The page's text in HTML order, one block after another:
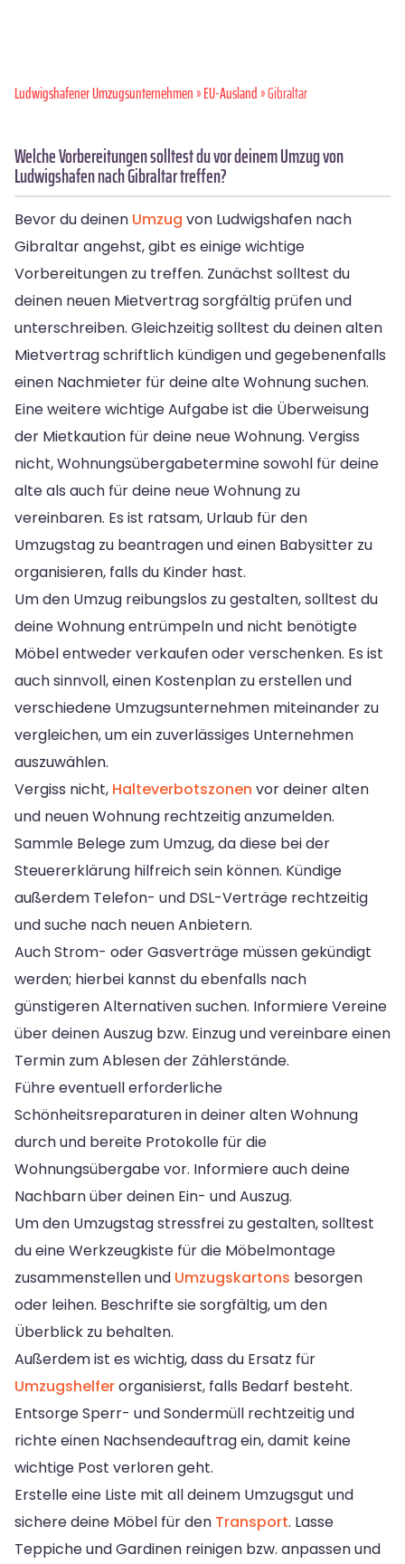
Ludwigshafener Umzugsunternehmen»EU-Ausland» Gibraltar
Welche Vorbereitungen solltest du vor deinem Umzug von
Ludwigshafen nach Gibraltar treffen?
Bevor du deinen Umzug von Ludwigshafen nach
Gibraltar angehst, gibt es einige wichtige
Vorbereitungen zu treffen. Zunächst solltest du
deinen neuen Mietvertrag sorgfältig prüfen und
unterschreiben. Gleichzeitig solltest du deinen alten
Mietvertrag schriftlich kündigen und gegebenenfalls
einen Nachmieter für deine alte Wohnung suchen.
Eine weitere wichtige Aufgabe ist die Überweisung
der Mietkaution für deine neue Wohnung. Vergiss
nicht, Wohnungsübergabetermine sowohl für deine
alte als auch für deine neue Wohnung zu
vereinbaren. Es ist ratsam, Urlaub für den
Umzugstag zu beantragen und einen Babysitter zu
organisieren, falls du Kinder hast.
Um den Umzug reibungslos zu gestalten, solltest du
deine Wohnung entrümpeln und nicht benötigte
Möbel entweder verkaufen oder verschenken. Es ist
auch sinnvoll, einen Kostenplan zu erstellen und
verschiedene Umzugsunternehmen miteinander zu
vergleichen, um ein zuverlässiges Unternehmen
auszuwählen.
Vergiss nicht, Halteverbotszonen vor deiner alten
und neuen Wohnung rechtzeitig anzumelden.
Sammle Belege zum Umzug, da diese bei der
Steuererklärung hilfreich sein können. Kündige
außerdem Telefon- und DSL-Verträge rechtzeitig
und suche nach neuen Anbietern.
Auch Strom- oder Gasverträge müssen gekündigt
werden; hierbei kannst du ebenfalls nach
günstigeren Alternativen suchen. Informiere Vereine
über deinen Auszug bzw. Einzug und vereinbare einen
Termin zum Ablesen der Zählerstände.
Führe eventuell erforderliche
Schönheitsreparaturen in deiner alten Wohnung
durch und bereite Protokolle für die
Wohnungsübergabe vor. Informiere auch deine
Nachbarn über deinen Ein- und Auszug.
Um den Umzugstag stressfrei zu gestalten, solltest
du eine Werkzeugkiste für die Möbelmontage
zusammenstellen und Umzugskartons besorgen
oder leihen. Beschrifte sie sorgfältig, um den
Überblick zu behalten.
Außerdem ist es wichtig, dass du Ersatz für
Umzugshelferorganisierst, falls Bedarf besteht.
Entsorge Sperr- und Sondermüll rechtzeitig und
richte einen Nachsendeauftrag ein, damit keine
wichtige Post verloren geht.
Erstelle eine Liste mit all deinem Umzugsgut und
sichere deine Möbel für den Transport. Lasse
Teppiche und Gardinen reinigen bzw. anpassen und